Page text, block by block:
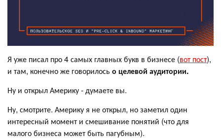
Я уже писал про 4 самых главных букв в бизнесе (вот пост),
и там, конечно же говорилось о целевой аудитории.
Ну и открыл Америку - думаете вы.
Ну, смотрите. Америку я не открыл, но заметил один
интересный момент и смешивание понятий (что для
малого бизнеса может быть пагубным).